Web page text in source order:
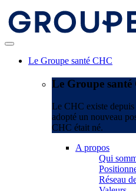
Le Groupe santé CHC
Le Groupe santé
Le CHC existe
adopté un nouveau
CHC était né.
A propos
Qui
Réseau